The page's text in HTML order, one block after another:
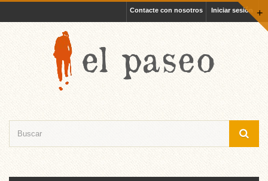
+
Iniciar sesión
Contacte con nosotros